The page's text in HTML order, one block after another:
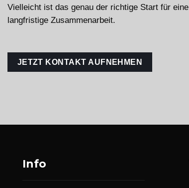
Vielleicht ist das genau der richtige Start für eine
langfristige Zusammenarbeit.
JETZT KONTAKT AUFNEHMEN
Info